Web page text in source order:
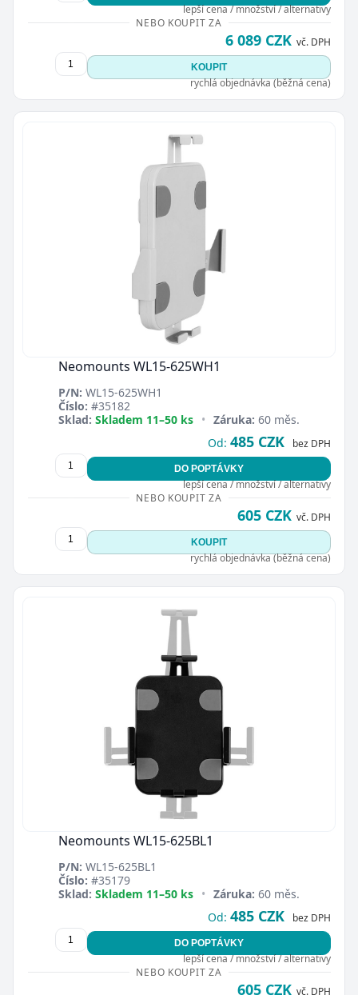
lepší cena / množství / alternativy
NEBO KOUPIT ZA
6 089 CZK vč. DPH
KOUPIT
rychlá objednávka (běžná cena)
Neomounts WL15-625WH1
P/N: WL15-625WH1
Číslo: #35182
Sklad: Skladem 11–50 ks • Záruka: 60 měs.
Od: 485 CZK bez DPH
DO POPTÁVKY
lepší cena / množství / alternativy
NEBO KOUPIT ZA
605 CZK vč. DPH
KOUPIT
rychlá objednávka (běžná cena)
Neomounts WL15-625BL1
P/N: WL15-625BL1
Číslo: #35179
Sklad: Skladem 11–50 ks • Záruka: 60 měs.
Od: 485 CZK bez DPH
DO POPTÁVKY
lepší cena / množství / alternativy
NEBO KOUPIT ZA
605 CZK vč. DPH